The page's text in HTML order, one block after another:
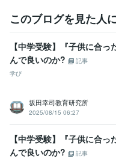
このブログを見た人
【中学受験】『子供に合
んで良いのか?
記事
学び
坂田幸司教育研究所
2025/08/15 06:27
【中学受験】『子供に合
んで良いのか?
記事